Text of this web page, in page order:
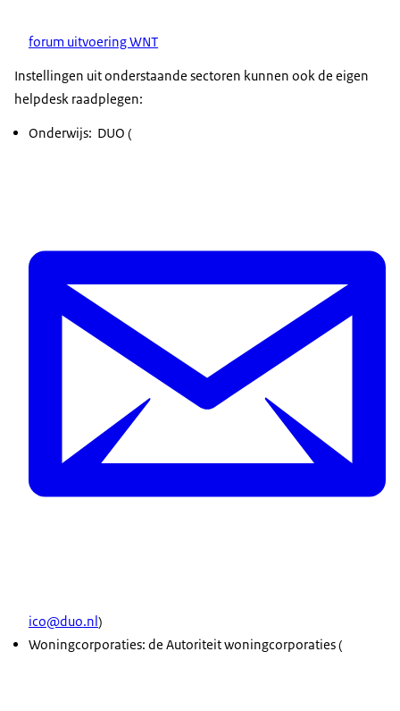
forum uitvoering WNT
Instellingen uit onderstaande sectoren kunnen ook de eigen
helpdesk raadplegen:
Onderwijs: DUO (
ico@duo.nl )
Woningcorporaties: de Autoriteit woningcorporaties (